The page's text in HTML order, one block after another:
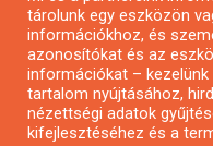
Pályázatírás
Pályázatfigyelés
Specifikus
tárolunk egy eszközön
információkhoz, és
azonosítókat és az
információkat –
tartalom nyújtásához,
nézettségi adatok
kifejlesztéséhez és a